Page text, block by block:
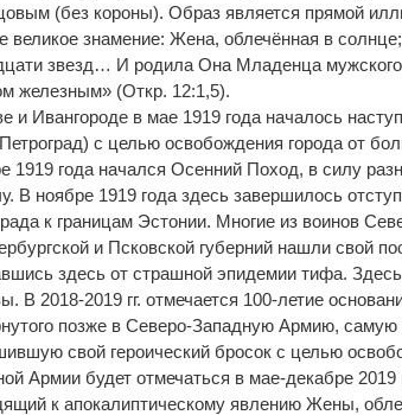
(без короны). Образ является прямой
великое знамение: Жена, облечённая в
звезд… И родила Она Младенца
железным» (Откр. 12:1,5).
и Ивангороде в мае 1919 года началось
Петроград) с целью освобождения города от
1919 года начался Осенний Поход, в силу
В ноябре 1919 года здесь завершилось
к границам Эстонии. Многие из воинов
и Псковской губерний нашли свой
здесь от страшной эпидемии тифа.
В 2018-2019 гг. отмечается 100-летие
позже в Северо-Западную Армию,
свой героический бросок с целью
Армии будет отмечаться в мае-декабре
к апокалиптическому явлению Жены,